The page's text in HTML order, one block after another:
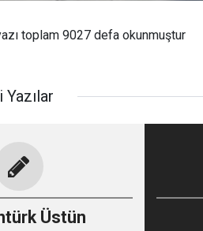
toplam 9027 defa okunmuştur
Üstün